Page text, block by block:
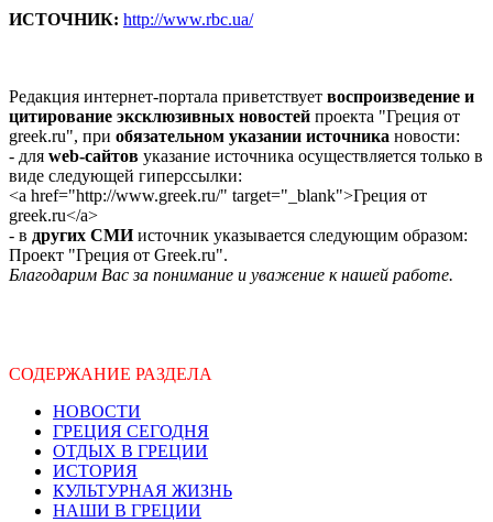
ИСТОЧНИК: http://www.rbc.ua/
Редакция интернет-портала приветствует воспроизведение и
цитирование эксклюзивных новостей проекта "Греция от
greek.ru", при обязательном указании источника новости:
- для web-сайтов указание источника осуществляется только в
виде следующей гиперссылки:
<a href="http://www.greek.ru/" target="_blank">Греция от
greek.ru</a>
- в других СМИисточник указывается следующим образом:
Проект "Греция от Greek.ru".
Благодарим Вас за понимание и уважение к нашей работе.
СОДЕРЖАНИЕ РАЗДЕЛА
НОВОСТИ
ГРЕЦИЯ СЕГОДНЯ
ОТДЫХ В ГРЕЦИИ
ИСТОРИЯ
КУЛЬТУРНАЯ ЖИЗНЬ
НАШИ В ГРЕЦИИ